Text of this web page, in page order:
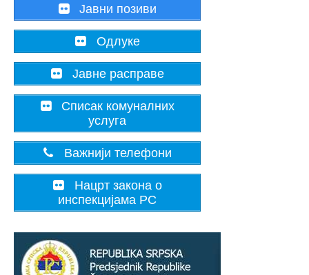
Јавни позиви
Одлуке
Јавне расправе
Списак комуналних
услуга
Важнији телефони
Нацрт закона о
инспекцијама РС